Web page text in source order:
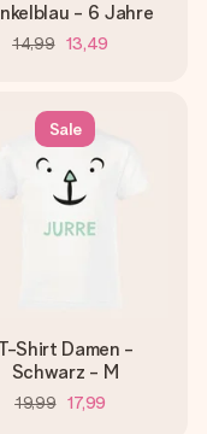
- 6 Jahre
14,99 13,49
Sale
Shirt Damen -
Schwarz - M
19,99 17,99